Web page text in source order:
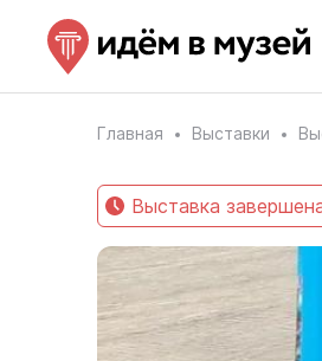
Главная Выставки
Выставка